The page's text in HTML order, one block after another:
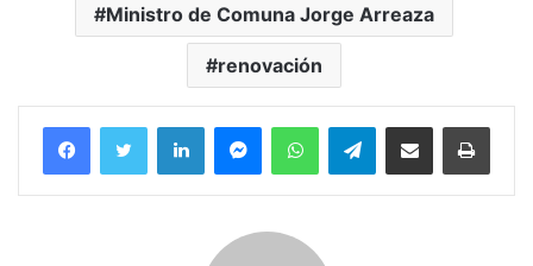
Ministro de Comuna Jorge Arreaza
renovación
FacebookTwitter LinkedInMessengerWhatsAppTelegramCompartir por correo electrónico